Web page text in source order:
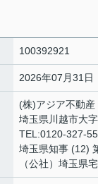
100392921
2026年07月31日
(株)アジア不動産
埼玉県川越市大
TEL:0120-327-
埼玉県知事 (12)
（公社）埼玉県